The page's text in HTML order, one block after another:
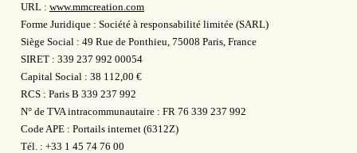
URL : www.mmcreation.com
Forme Juridique : Société à responsabilité limitée (SARL)
Siège Social : 49 Rue de Ponthieu, 75008 Paris, France
SIRET : 339 237 992 00054
Capital Social : 38 112,00 €
RCS : Paris B 339 237 992
N° de TVA intracommunautaire : FR 76 339 237 992
Code APE : Portails internet (6312Z)
Tél. : +33 1 45 74 76 00